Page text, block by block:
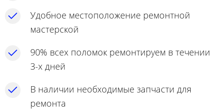
Удобное местоположение ремонтной
мастерской
90% всех поломок ремонтируем в течении
3-х дней
В наличии необходимые запчасти для
ремонта